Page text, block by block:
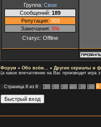
Группа: Свои
Сообщений: 189
Репутация: 303
Замечания: 0%
Статус: Offline
Форум » Обо всём... » Другие сериалы и
(а какое впечатление на Вас производит игра
Страница 8 из 8 « 1 2 6 7 8